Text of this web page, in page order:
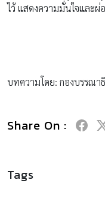
ไว้ แสดงความมั่นใจและ
บทความโดย: กองบรรณา
Share On :
Tags